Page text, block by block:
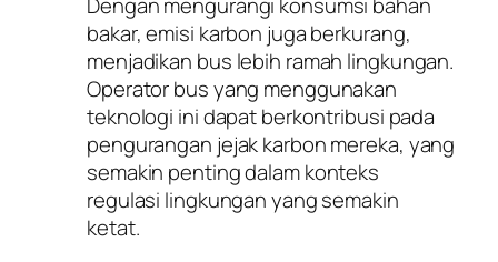
bakar, emisi karbon juga berkurang,
menjadikan bus lebih ramah lingkungan.
Operator bus yang menggunakan
teknologi ini dapat berkontribusi pada
pengurangan jejak karbon mereka, yang
semakin penting dalam konteks
regulasi lingkungan yang semakin
ketat.